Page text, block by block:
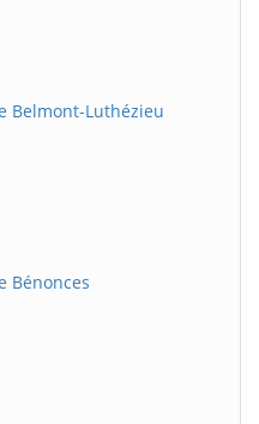
Belmont-Luthézieu
Bénonces